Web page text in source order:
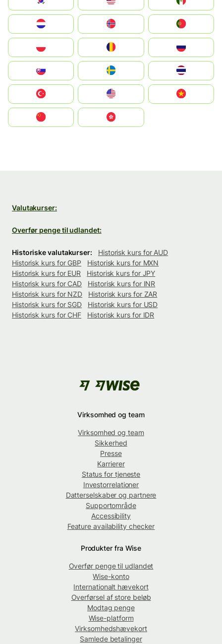
United States
中國香港特別行政區
Valutakurser:
Overfør penge til udlandet:
Historiske valutakurser:
Historisk kurs for AUD
Historisk kurs for GBP
Historisk kurs for MXN
Historisk kurs for EUR
Historisk kurs for JPY
Historisk kurs for CAD
Historisk kurs for INR
Historisk kurs for NZD
Historisk kurs for ZAR
Historisk kurs for SGD
Historisk kurs for USD
Historisk kurs for CHF
Historisk kurs for IDR
Virksomhed og team
Virksomhed og team
Sikkerhed
Presse
Karrierer
Status for tjeneste
Investorrelationer
Datterselskaber og partnere
Supportområde
Accessibility
Feature availability checker
Produkter fra Wise
Overfør penge til udlandet
Wise-konto
Internationalt hævekort
Overførsel af store beløb
Modtag penge
Wise-platform
Virksomhedshævekort
Samlede betalinger